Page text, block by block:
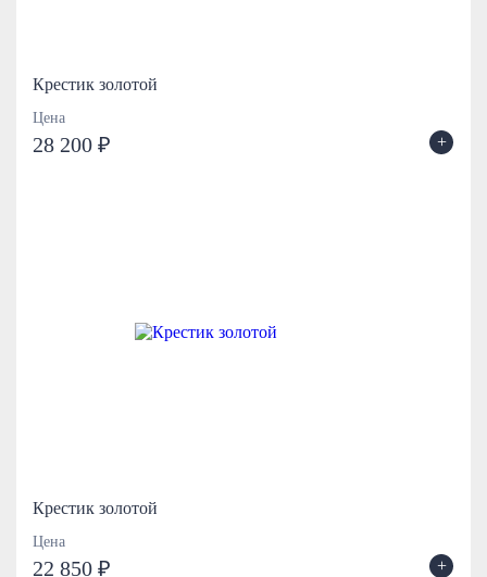
Крестик золотой
Цена
28 200 ₽ +
Крестик золотой
Цена
22 850 ₽ +